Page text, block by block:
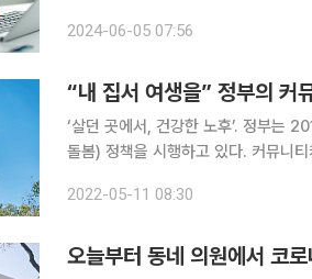
편리한 삶을 영위할 수 있다는 긍정적
2024-06-05 07:56
“내 집서 여생을” 정부의 커
‘살던 곳에서, 건강한 노후’. 정부는
돌봄) 정책을 시행하고 있다. 커뮤니
어의 도입 배경과 앞으로 나아가야 할
2022-05-11 08:30
오늘부터 동네 의원에서 코